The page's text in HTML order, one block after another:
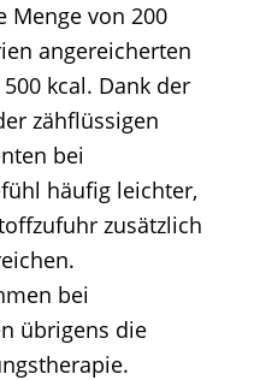
Menge von 200
angereicherten
kcal. Dank der
zähflüssigen
bei
häufig leichter,
zusätzlich
bei
übrigens die